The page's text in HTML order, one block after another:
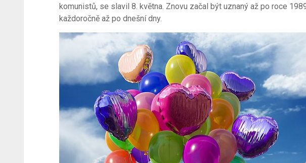
komunistů, se slavil 8. května. Znovu začal být uznaný až po roce
každoročně až po dnešní dny.